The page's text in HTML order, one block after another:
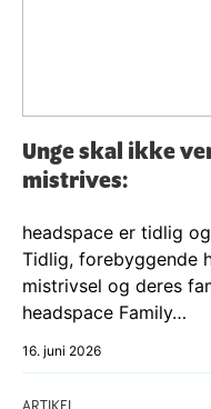
Unge skal ikke
mistrives:
headspace er tidlig
Tidlig, forebyggende
mistrivsel og deres
headspace Family…
16. juni 2026